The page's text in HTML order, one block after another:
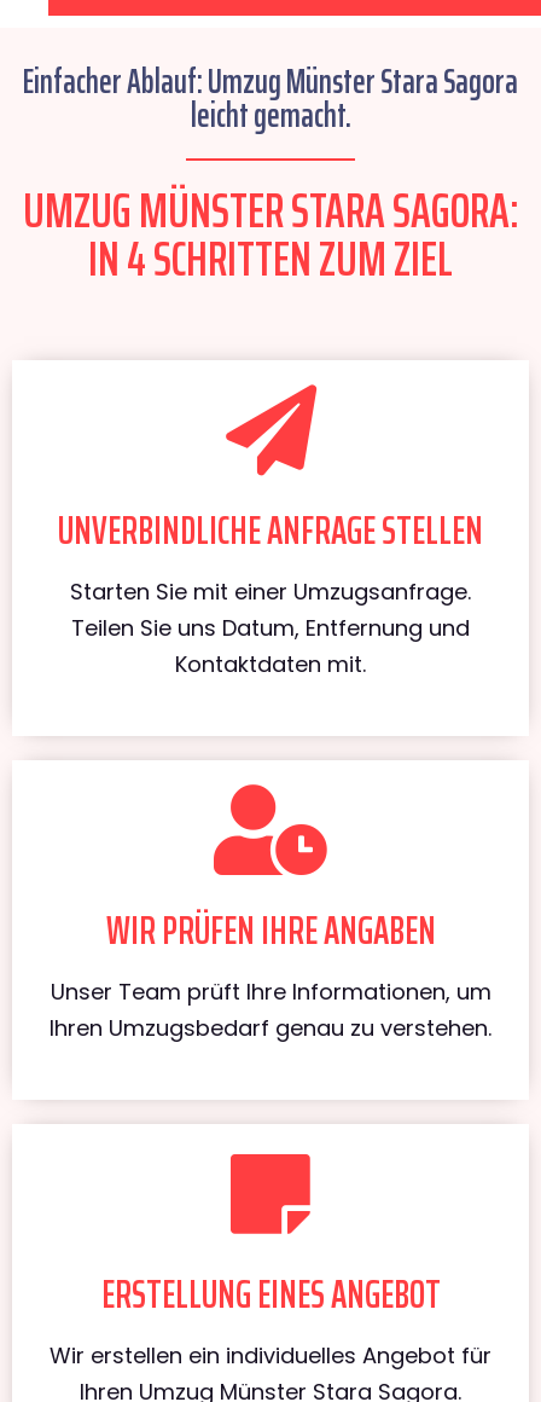
Einfacher Ablauf: Umzug Münster Stara Sagora
leicht gemacht.
UMZUG MÜNSTER STARA SAGORA:
IN 4 SCHRITTEN ZUM ZIEL
UNVERBINDLICHE ANFRAGE STELLEN
Starten Sie mit einer Umzugsanfrage.
Teilen Sie uns Datum, Entfernung und
Kontaktdaten mit.
WIR PRÜFEN IHRE ANGABEN
Unser Team prüft Ihre Informationen, um
Ihren Umzugsbedarf genau zu verstehen.
ERSTELLUNG EINES ANGEBOT
Wir erstellen ein individuelles Angebot für
Ihren Umzug Münster Stara Sagora.